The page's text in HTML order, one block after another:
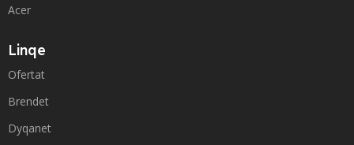
Acer
Linqe
Ofertat
Brendet
Dyqanet